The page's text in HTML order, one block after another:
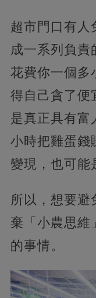
超市門口有人
成一系列負責
花費你一個多
得自己貪了便
是真正具有富
小時把雞蛋錢
變現，也可能
所以，想要避
棄「小農思維
的事情。